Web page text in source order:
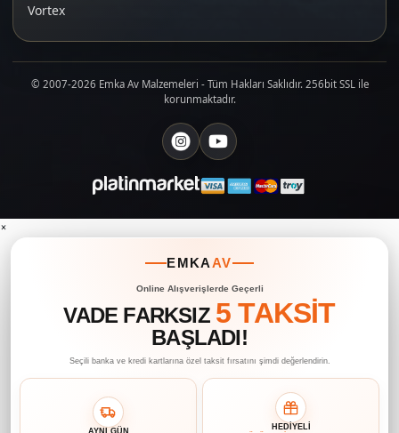
Vortex
© 2007-2026 Emka Av Malzemeleri - Tüm Hakları Saklıdır. 256bit SSL ile
korunmaktadır.
×
EMKAAV
Online Alışverişlerde Geçerli
VADE FARKSIZ 5 TAKSİT
BAŞLADI!
Seçili banka ve kredi kartlarına özel taksit fırsatını şimdi değerlendirin.
HEDİYELİ